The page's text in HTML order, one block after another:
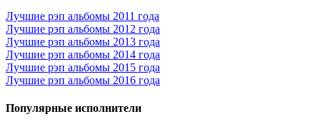
Лучшие рэп альбомы 2011 года
Лучшие рэп альбомы 2012 года
Лучшие рэп альбомы 2013 года
Лучшие рэп альбомы 2014 года
Лучшие рэп альбомы 2015 года
Лучшие рэп альбомы 2016 года
Популярные исполнители